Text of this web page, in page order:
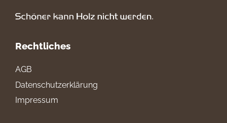
Rechtliches
AGB
Datenschutzerklärung
Impressum